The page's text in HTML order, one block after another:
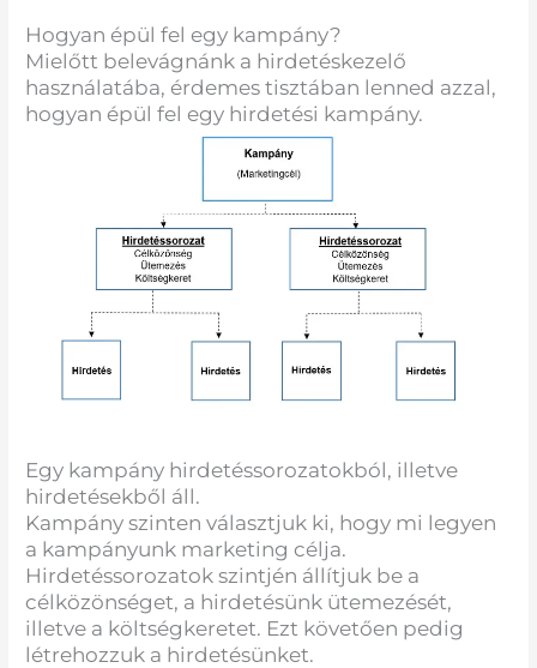
Hogyan épül fel egy kampány?
Mielőtt belevágnánk a hirdetéskezelő
használatába, érdemes tisztában lenned azzal,
hogyan épül fel egy hirdetési kampány.
Egy kampány hirdetéssorozatokból, illetve
hirdetésekből áll.
Kampány szinten választjuk ki, hogy mi legyen
a kampányunk marketing célja.
Hirdetéssorozatok szintjén állítjuk be a
célközönséget, a hirdetésünk ütemezését,
illetve a költségkeretet. Ezt követően pedig
létrehozzuk a hirdetésünket.